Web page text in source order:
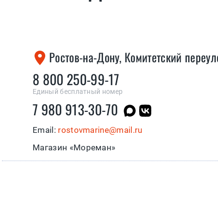
Ростов-на-Дону, Комитетский
8 800 250-99-17
Единый бесплатный номер
7 980 913-30-70
Email: rostovmarine@mail.ru
Магазин «Мореман»